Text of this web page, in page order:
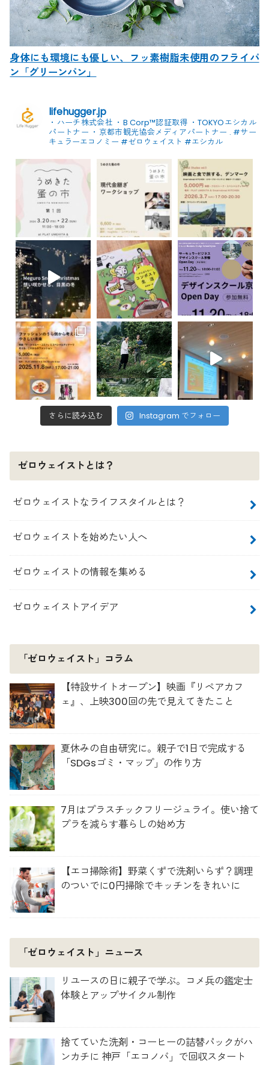
身体にも環境にも優しい、フッ素樹脂未使用のフライパ
ン「グリーンパン」
lifehugger.jp
・ハーチ株式会社 ・B Corp™認証取得 ・TOKYOエシカル
パートナー ・京都市観光協会メディアパートナー . #サー
キュラーエコノミー #ゼロウェイスト #エシカル
さらに読み込む Instagram でフォロー
ゼロウェイストとは？
ゼロウェイストなライフスタイルとは？
ゼロウェイストを始めたい人へ
ゼロウェイストの情報を集める
ゼロウェイストアイデア
「ゼロウェイスト」コラム
【特設サイトオープン】映画『リペアカフ
ェ』、上映300回の先で見えてきたこと
夏休みの自由研究に。親子で1日で完成する
「SDGsゴミ・マップ」の作り方
7月はプラスチックフリージュライ。使い捨て
プラを減らす暮らしの始め方
【エコ掃除術】野菜くずで洗剤いらず？調理
のついでに0円掃除でキッチンをきれいに
「ゼロウェイスト」ニュース
リユースの日に親子で学ぶ。コメ兵の鑑定士
体験とアップサイクル制作
捨てていた洗剤・コーヒーの詰替パックがハ
ンカチに 神戸「エコノバ」で回収スタート